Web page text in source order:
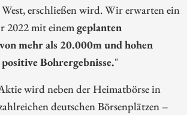
erschließen wird. Wir erwarten ein
2022 mit einemgeplanten
mehr als 20.000m und hohen
Bohrergebnisse."
wird neben der Heimatbörse in
deutschen Börsenplätzen –